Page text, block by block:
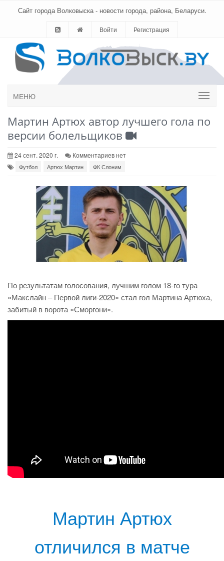
Сайт города Волковыска - новости города, района, Беларуси.
Войти Регистрация
МЕНЮ
Мартин Артюх автор лучшего гола по
версии болельщиков
24 сент. 2020 г. Комментариев нет
Футбол Артюх Мартин ФК Слоним
По результатам голосования, лучшим голом 18-го тура
«Макслайн – Первой лиги-2020» стал гол Мартина Артюха,
забитый в ворота «Сморгони».
Мартин Артюх
отличился в матче